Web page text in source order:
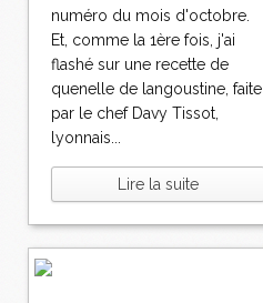
numéro du mois d'octobre.
Et, comme la 1ère fois, j'ai
flashé sur une recette de
quenelle de langoustine, faite
par le chef Davy Tissot,
lyonnais...
Lire la suite